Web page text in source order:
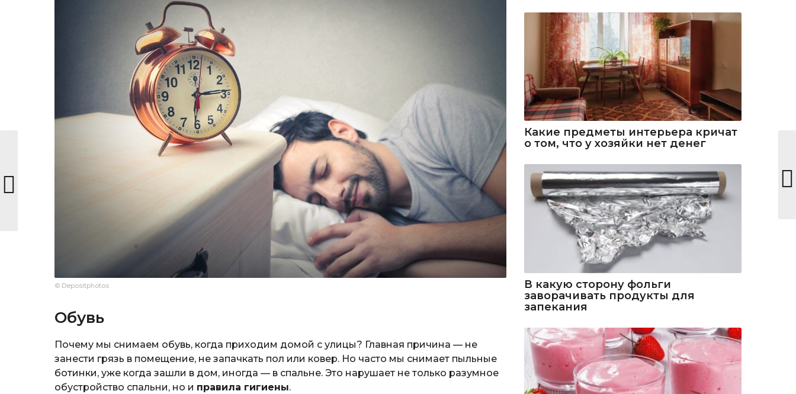
© Depositphotos
Обувь
Почему мы снимаем обувь, когда приходим домой с улицы? Главная причина — не
занести грязь в помещение, не запачкать пол или ковер. Но часто мы снимает пыльные
ботинки, уже когда зашли в дом, иногда — в спальне. Это нарушает не только разумное
обустройство спальни, но и правила гигиены.
Какие предметы интерьера кричат
о том, что у хозяйки нет денег
В какую сторону фольги
заворачивать продукты для
запекания